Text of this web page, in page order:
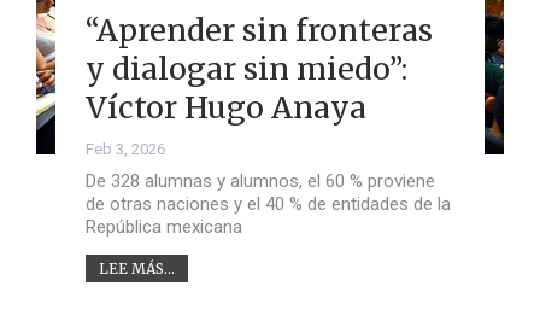
“Aprender sin fronteras
y dialogar sin miedo”:
Víctor Hugo Anaya
Feb 3, 2026
De 328 alumnas y alumnos, el 60 % proviene
de otras naciones y el 40 % de entidades de la
República mexicana
LEE MÁS...